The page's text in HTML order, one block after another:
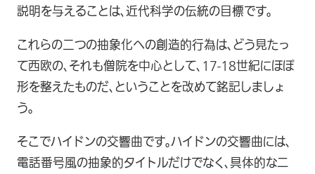
説明を与えることは、近代科学の伝統の目標です。
これらの二つの抽象化への創造的行為は、どう見たっ
て西欧の、それも僧院を中心として、17-18世紀にほぽ
形を整えたものだ、ということを改めて銘記しましょ
う。
そこでハイドンの交響曲です。ハイドンの交響曲には、
電話番号風の抽象的タイトルだけでなく、具体的なニ